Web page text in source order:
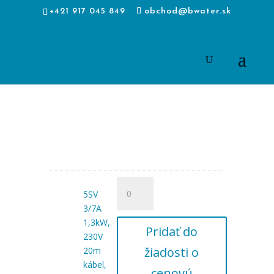
+421 917 045 849 obchod@bwater.sk
5SV
3/7A
1,3kW,
230V
20m
kábel,
5SV
Pridať do
žiadosti o